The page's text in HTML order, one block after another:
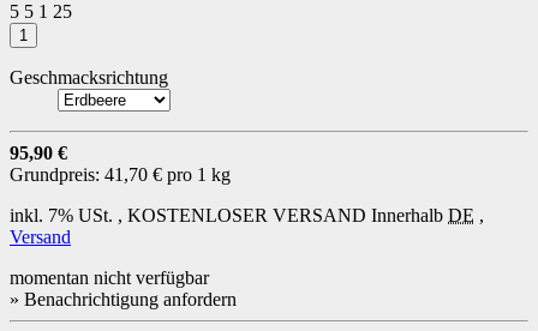
5 5 1 25
Geschmacksrichtung
95,90 €
Grundpreis: 41,70 € pro 1 kg
inkl. 7% USt. , KOSTENLOSER VERSAND Innerhalb DE ,
Versand
momentan nicht verfügbar
» Benachrichtigung anfordern